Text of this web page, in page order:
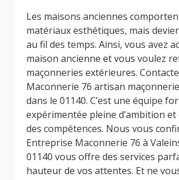
Les maisons anciennes
matériaux esthétiques, mais
au fil des temps. Ainsi, vous avez
maison ancienne et vous voulez
maçonneries extérieures.
Maconnerie 76 artisan
dans le 01140. C’est une équipe
expérimentée pleine d’ambition et
des compétences. Nous vous
Entreprise Maconnerie 76 à
01140 vous offre des services
hauteur de vos attentes. Et ne